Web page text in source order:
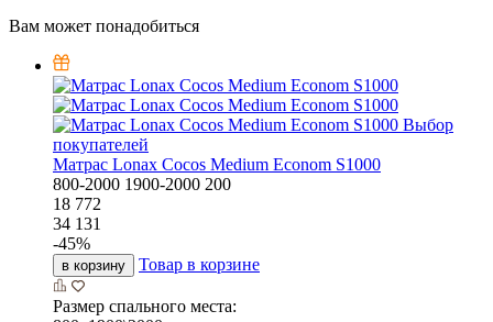
Вам может понадобиться
Выбор
покупателей
Матрас Lonax Cocos Medium Econom S1000
800-2000 1900-2000 200
18 772
34 131
-45%
в корзину Товар в корзине
Размер спального места: